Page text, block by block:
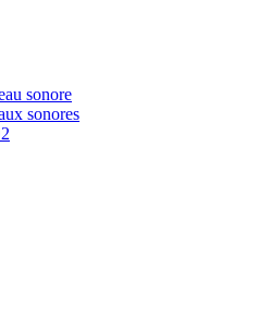
sonore
sonores